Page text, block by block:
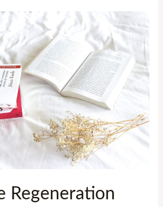
Regeneration